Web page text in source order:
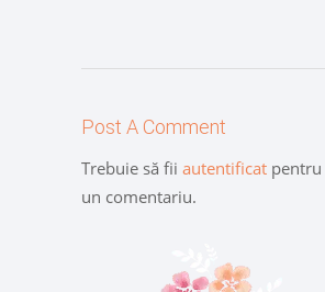
Post A Comment
Trebuie să fii autentificat pentru
un comentariu.